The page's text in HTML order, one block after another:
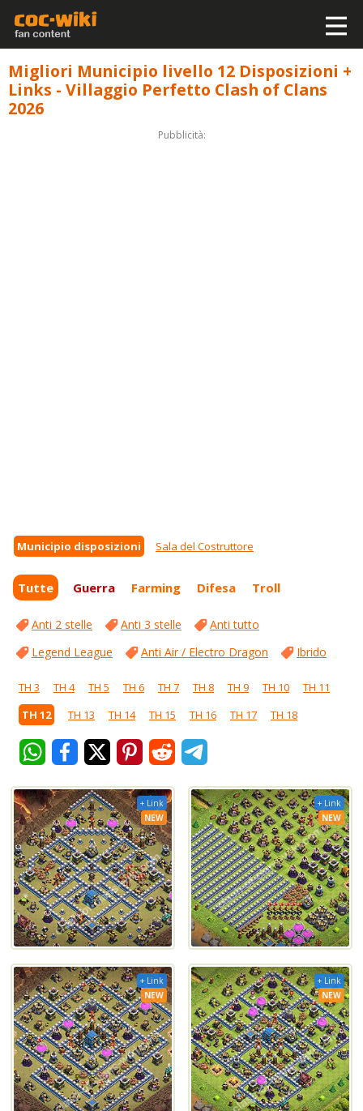
Migliori Municipio livello 12 Disposizioni +
Links - Villaggio Perfetto Clash of Clans
2026
Pubblicità:
Municipio disposizioni Sala del Costruttore
Tutte Guerra Farming Difesa Troll
Anti 2 stelle Anti 3 stelle
Anti tutto
Legend League
Anti Air / Electro Dragon Ibrido
TH 3 TH 4 TH 5 TH 6 TH 7 TH 8 TH 9 TH 10
TH 11
TH 12
TH 13 TH 14 TH 15 TH 16 TH 17 TH 18
+ Link
NEW
+ Link
NEW
+ Link
NEW
+ Link
NEW